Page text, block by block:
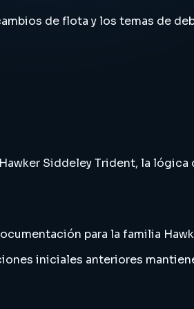
de flota y los temas de
Siddeley Trident, la lógica
para la familia
iniciales anteriores